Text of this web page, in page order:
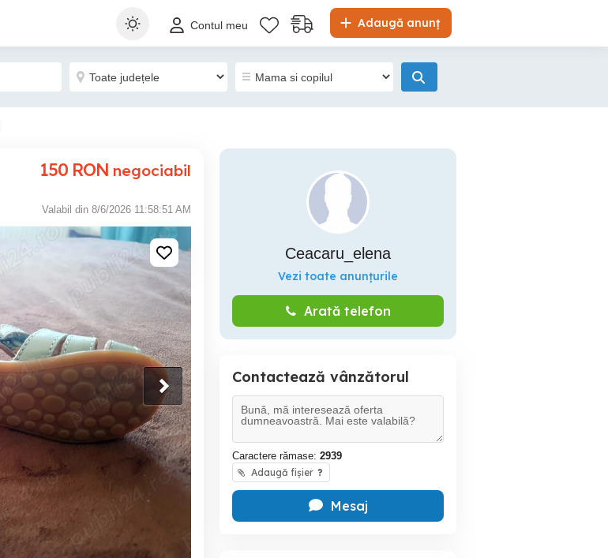
Adaugă anunț
Contul meu
150 RON negociabil
Valabil din 8/6/2026 11:58:51 AM
Ceacaru_elena
Vezi toate anunțurile
Arată telefon
Contactează vânzătorul
Caractere rămase: 2939
Adaugă fișier ?
Mesaj